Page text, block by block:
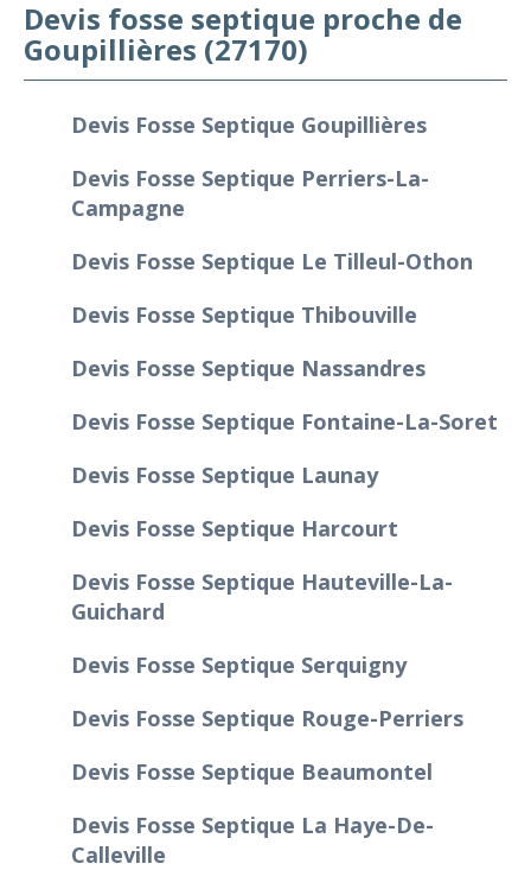
Devis fosse septique proche de
Goupillières (27170)
Devis Fosse Septique Goupillières
Devis Fosse Septique Perriers-La-
Campagne
Devis Fosse Septique Le Tilleul-Othon
Devis Fosse Septique Thibouville
Devis Fosse Septique Nassandres
Devis Fosse Septique Fontaine-La-Soret
Devis Fosse Septique Launay
Devis Fosse Septique Harcourt
Devis Fosse Septique Hauteville-La-
Guichard
Devis Fosse Septique Serquigny
Devis Fosse Septique Rouge-Perriers
Devis Fosse Septique Beaumontel
Devis Fosse Septique La Haye-De-
Calleville